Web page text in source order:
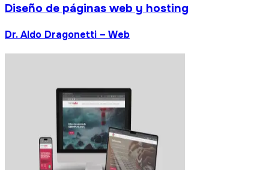
Diseño de páginas web y hosting
Dr. Aldo Dragonetti – Web